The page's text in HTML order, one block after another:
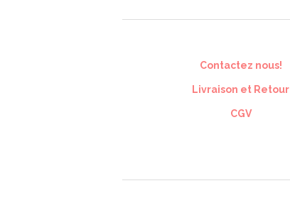
Contactez nous!
Livraison et Retour
CGV